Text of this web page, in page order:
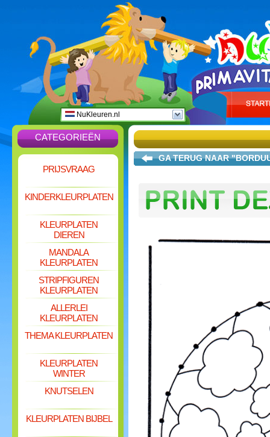
NuKleuren.nl
CATEGORIEËN
PRIJSVRAAG
KINDERKLEURPLATEN
KLEURPLATEN
DIEREN
MANDALA
KLEURPLATEN
STRIPFIGUREN
KLEURPLATEN
ALLERLEI
KLEURPLATEN
THEMA KLEURPLATEN
KLEURPLATEN
WINTER
KNUTSELEN
KLEURPLATEN BIJBEL
GA TERUG NAAR